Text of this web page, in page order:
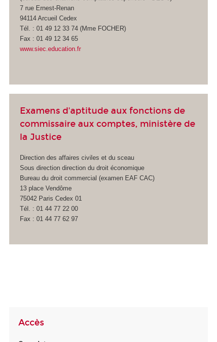
7 rue Ernest-Renan
94114 Arcueil Cedex
Tél. : 01 49 12 33 74 (Mme FOCHER)
Fax : 01 49 12 34 65
www.siec.education.fr
Examens d'aptitude aux fonctions de
commissaire aux comptes, ministère de
la Justice
Direction des affaires civiles et du sceau
Sous direction direction du droit économique
Bureau du droit commercial (examen EAF CAC)
13 place Vendôme
75042 Paris Cedex 01
Tél. : 01 44 77 22 00
Fax : 01 44 77 62 97
Accès